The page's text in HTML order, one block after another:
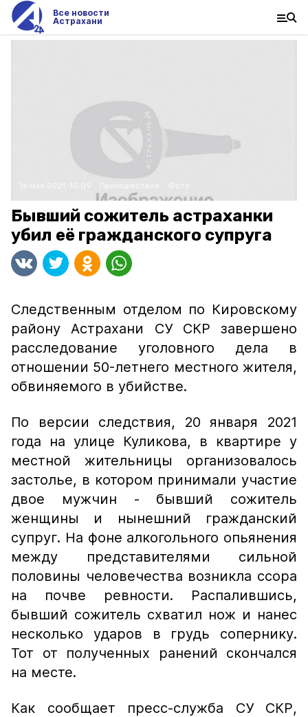
Все новости
Астрахани
Бывший сожитель астраханки
убил её гражданского супруга
Следственным отделом по Кировскому
району Астрахани СУ СКР завершено
расследование уголовного дела в
отношении 50-летнего местного жителя,
обвиняемого в убийстве.
По версии следствия, 20 января 2021
года на улице Куликова, в квартире у
местной жительницы организовалось
застолье, в котором принимали участие
двое мужчин - бывший сожитель
женщины и нынешний гражданский
супруг. На фоне алкогольного опьянения
между представителями сильной
половины человечества возникла ссора
на почве ревности. Распалившись,
бывший сожитель схватил нож и нанес
несколько ударов в грудь сопернику.
Тот от полученных ранений скончался
на месте.
Как сообщает пресс-служба СУ СКР,